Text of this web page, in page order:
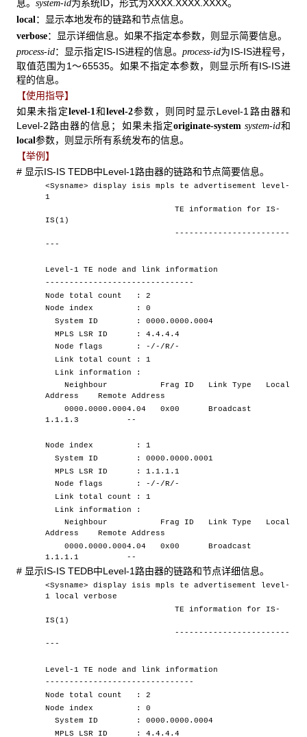
息。 system-id为系统ID，形式为XXXX.XXXX.XXXX。
local：显示本地发布的链路和节点信息。
verbose：显示详细信息。如果不指定本参数，则显示简要信息。
process-id：显示指定IS-IS进程的信息。process-id为IS-IS进程号，
取值范围为1～65535。如果不指定本参数，则显示所有IS-IS进
程的信息。
【使用指导】
如果未指定level-1 和level-2参数，则同时显示Level-1路由器和
Level-2路由器的信息；如果未指定originate-system system-id和
local 参数，则显示所有系统发布的信息。
【举例】
# 显示IS-IS TEDB中Level-1路由器的链路和节点简要信息。
<Sysname> display isis mpls te advertisement level-
1
TE information for IS-
IS(1)
------------------------
---
Level-1 TE node and link information
-------------------------------
Node total count : 2
Node index : 0
System ID : 0000.0000.0004
MPLS LSR ID : 4.4.4.4
Node flags : -/-/R/-
Link total count : 1
Link information :
Neighbour Frag ID Link Type Local
Address Remote Address
0000.0000.0004.04 0x00 Broadcast
1.1.1.3 --
Node index : 1
System ID : 0000.0000.0001
MPLS LSR ID : 1.1.1.1
Node flags : -/-/R/-
Link total count : 1
Link information :
Neighbour Frag ID Link Type Local
Address Remote Address
0000.0000.0004.04 0x00 Broadcast
1.1.1.1 --
# 显示IS-IS TEDB中Level-1路由器的链路和节点详细信息。
<Sysname> display isis mpls te advertisement level-
1 local verbose
TE information for IS-
IS(1)
------------------------
---
Level-1 TE node and link information
-------------------------------
Node total count : 2
Node index : 0
System ID : 0000.0000.0004
MPLS LSR ID : 4.4.4.4